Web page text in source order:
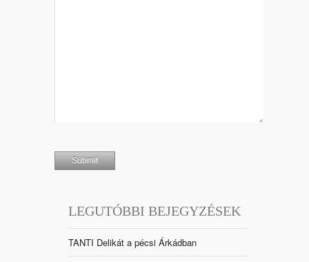
LEGUTÓBBI BEJEGYZÉSEK
TANTI Delikát a pécsi Árkádban